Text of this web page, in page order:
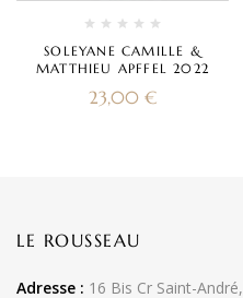
SOLEYANE CAMILLE &
MATTHIEU APFFEL 2022
23,00 €
LE ROUSSEAU
Adresse : 16 Bis Cr Saint-André,